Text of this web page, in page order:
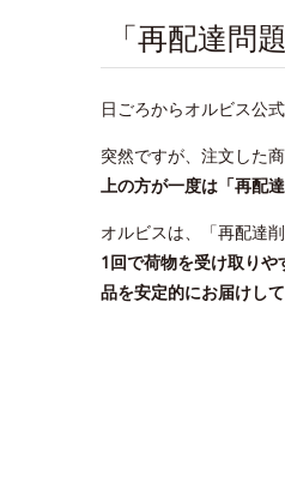
「再配達問
日ごろからオルビス公
突然ですが、注文した
上の方が一度は「再配
オルビスは、「再配達
1回で荷物を受け取り
品を安定的にお届けし